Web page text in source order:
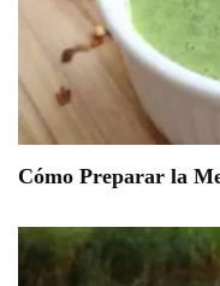
Cómo Preparar la